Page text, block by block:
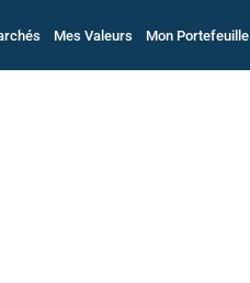
Mes Valeurs Mon Portefeuille